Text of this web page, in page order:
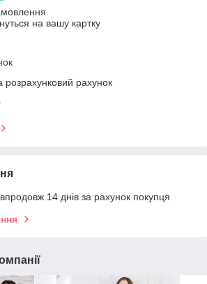
на вашу картку
рахунок
14 днів за рахунок покупця